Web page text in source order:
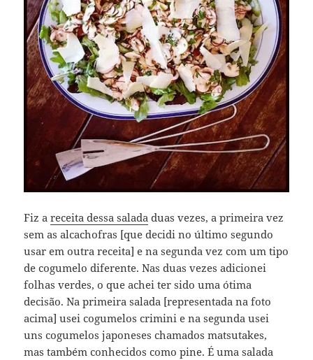
Fiz areceita dessa salada duas vezes, a primeira vez
sem as alcachofras [que decidi no último segundo
usar em outra receita] e na segunda vez com um tipo
de cogumelo diferente. Nas duas vezes adicionei
folhas verdes, o que achei ter sido uma ótima
decisão. Na primeira salada [representada na foto
acima] usei cogumelos crimini e na segunda usei
uns cogumelos japoneses chamados matsutakes,
mas também conhecidos como pine. É uma salada